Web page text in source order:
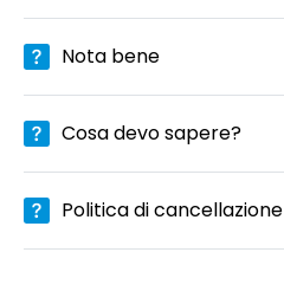
Nota bene
Cosa devo sapere?
Politica di cancellazione